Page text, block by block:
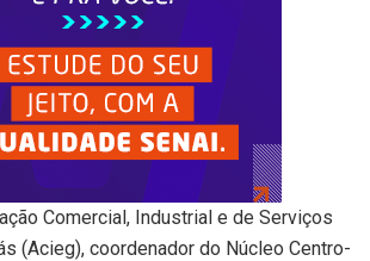
Comercial, Industrial e de Serviços
(Acieg), coordenador do Núcleo Centro-